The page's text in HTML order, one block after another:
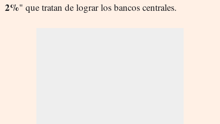
2%" que tratan de lograr los bancos centrales.